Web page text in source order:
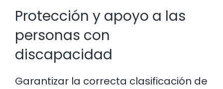
Protección y apoyo a las
personas con
discapacidad
Garantizar la correcta clasificación de